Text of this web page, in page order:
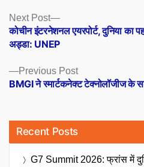
Posts
navigation
Previous PostPrevious
post:
BMGI ने स्मार्टकनेक्ट टेक्नोलॉजीज के
Next Post
Next
post:
कोचीन इंटरनेशनल एयरपोर्ट, दुनिया का
अड्डा: UNEP
Recent Posts
G7 Summit 2026: फ्रांस में